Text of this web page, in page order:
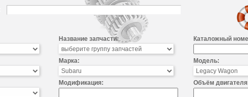
Название запчасти: Каталожный
Марка: Модель:
Модификация: Объём